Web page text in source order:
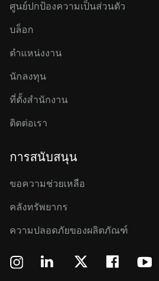
ศูนย์ปกป้องความเป็นส่วนตัว
บล็อก
ตำแหน่งงาน
นักลงทุน
ที่ตั้งสำนักงาน
ติดต่อเรา
การสนับสนุน
ขอความช่วยเหลือ
คลังทรัพยากร
ความปลอดภัยของผลิตภัณฑ์